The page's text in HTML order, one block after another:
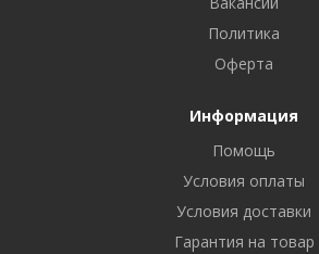
Политика
Оферта
Информация
Помощь
Условия оплаты
Условия доставки
Гарантия на товар